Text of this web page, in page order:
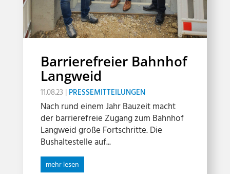
Barrierefreier Bahnhof
Langweid
11.08.23 | PRESSEMITTEILUNGEN
Nach rund einem Jahr Bauzeit macht
der barrierefreie Zugang zum Bahnhof
Langweid große Fortschritte. Die
Bushaltestelle auf...
mehr lesen